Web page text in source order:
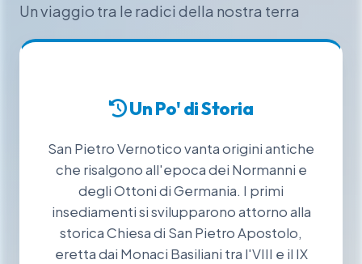
Un viaggio tra le radici della nostra terra
Un Po' di Storia
San Pietro Vernotico vanta origini antiche
che risalgono all'epoca dei Normanni e
degli Ottoni di Germania. I primi
insediamenti si svilupparono attorno alla
storica Chiesa di San Pietro Apostolo,
eretta dai Monaci Basiliani tra l'VIII e il IX